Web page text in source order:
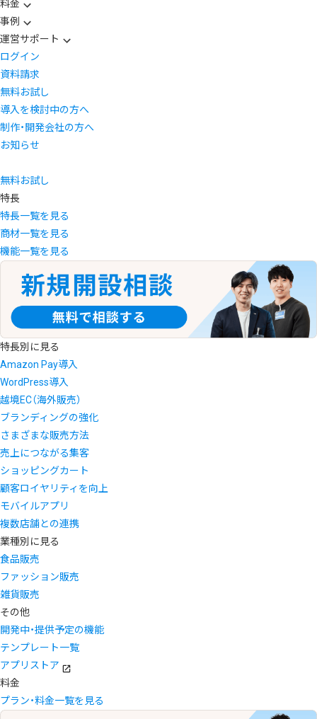
料金
事例
運営サポート
ログイン
資料請求
無料お試し
導入を検討中の方へ
制作・開発会社の方へ
お知らせ
無料お試し
特長
特長一覧を見る
商材一覧を見る
機能一覧を見る
特長別に見る
Amazon Pay導入
WordPress導入
越境EC（海外販売）
ブランディングの強化
さまざまな販売方法
売上につながる集客
ショッピングカート
顧客ロイヤリティを向上
モバイルアプリ
複数店舗との連携
業種別に見る
食品販売
ファッション販売
雑貨販売
その他
開発中・提供予定の機能
テンプレート一覧
アプリストア
料金
プラン・料金一覧を見る